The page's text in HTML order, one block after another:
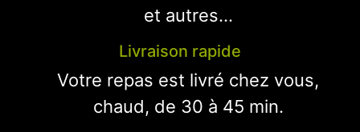
et autres...
Livraison rapide
Votre repas est livré chez vous,
chaud, de 30 à 45 min.